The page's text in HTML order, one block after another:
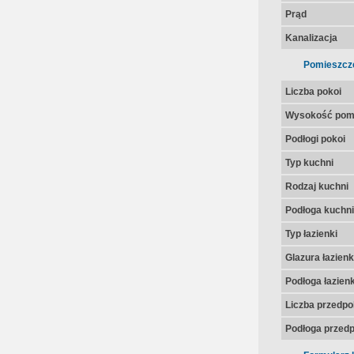
Prąd
Kanalizacja
Liczba pokoi
Wysokość
Podłogi pokoi
Typ kuchni
Rodzaj kuchni
Podłoga kuchni
Typ łazienki
Glazura
Podłoga
Liczba
Podłoga